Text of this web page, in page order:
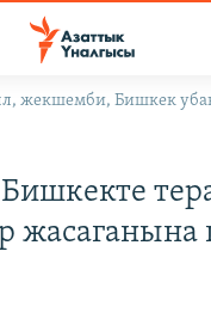
жекшемби, Бишкек